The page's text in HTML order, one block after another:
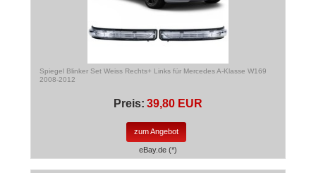
Spiegel Blinker Set Weiss Rechts+ Links für Mercedes A-Klasse W169
2008-2012
Preis: 39,80 EUR
zum Angebot
eBay.de (*)